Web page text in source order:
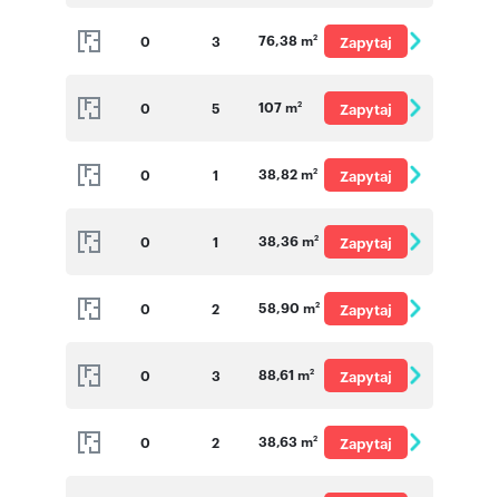
0 3 76,38 m2
Zapytaj
0 5 107 m2
Zapytaj
0 1 38,82 m2
Zapytaj
0 1 38,36 m2
Zapytaj
0 2 58,90 m2
Zapytaj
0 3 88,61 m2
Zapytaj
0 2 38,63 m2
Zapytaj